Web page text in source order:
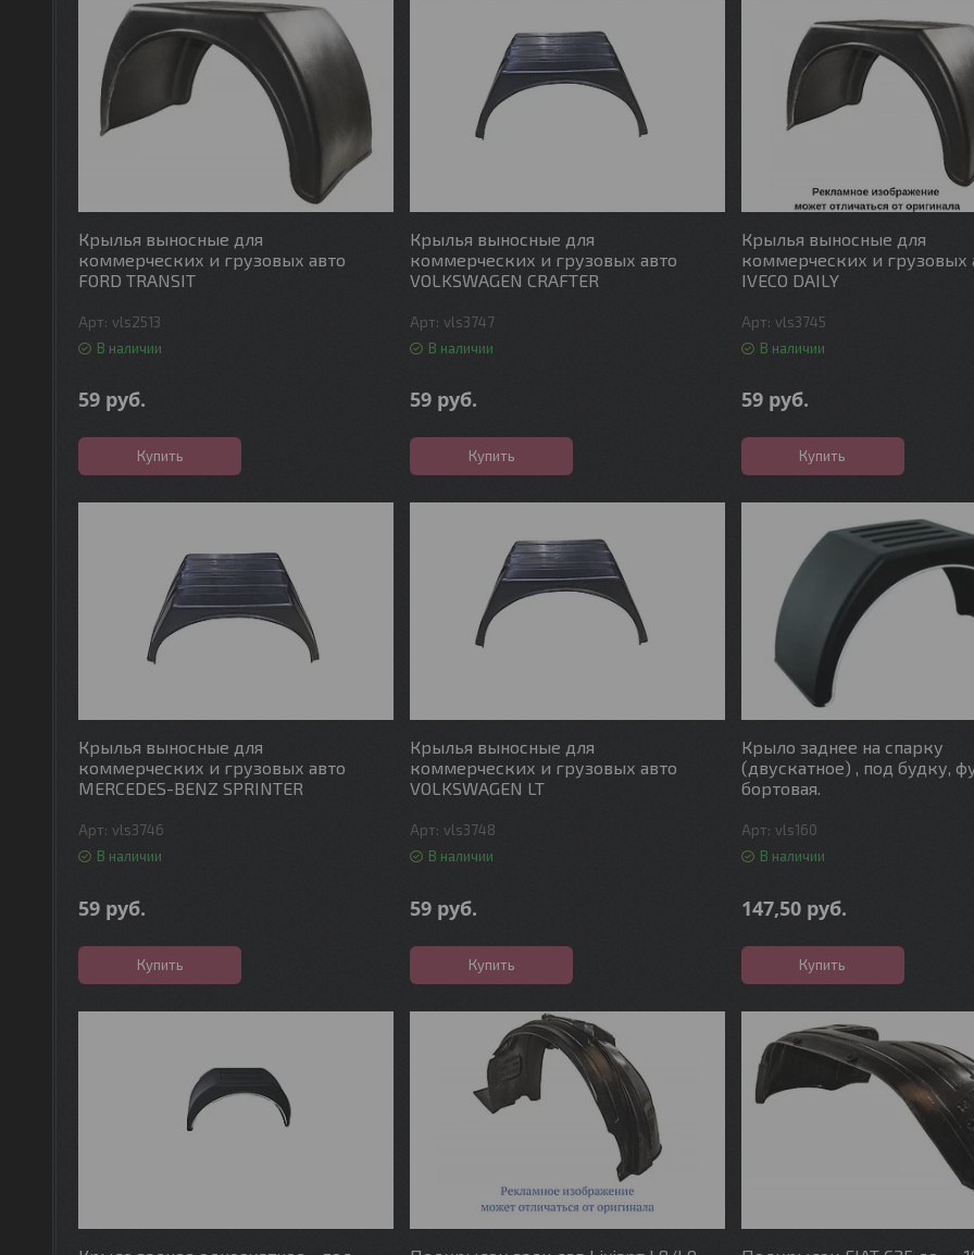
Крылья выносные для
коммерческих и грузовых авто
FORD TRANSIT
vls2513
В наличии
59 руб.
Купить
Крылья выносные для
коммерческих и грузовых авто
VOLKSWAGEN CRAFTER
vls3747
В наличии
59 руб.
Купить
Крылья выносные для
коммерческих и грузовых
IVECO DAILY
vls3745
В наличии
59 руб.
Купить
Крылья выносные для
коммерческих и грузовых авто
MERCEDES-BENZ SPRINTER
vls3746
В наличии
59 руб.
Купить
Крылья выносные для
коммерческих и грузовых авто
VOLKSWAGEN LT
vls3748
В наличии
59 руб.
Купить
Крыло заднее на спарку
(двускатное) , под будку,
бортовая.
vls160
В наличии
147,50 руб.
Купить